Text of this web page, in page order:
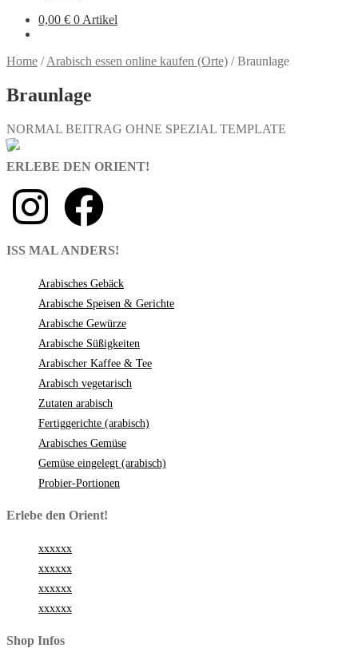
0,00 € 0 Artikel
Home /Arabisch essen online kaufen (Orte) /Braunlage
Braunlage
NORMAL BEITRAG OHNE SPEZIAL TEMPLATE
ERLEBE DEN ORIENT!
ISS MAL ANDERS!
Arabisches Gebäck
Arabische Speisen & Gerichte
Arabische Gewürze
Arabische Süßigkeiten
Arabischer Kaffee & Tee
Arabisch vegetarisch
Zutaten arabisch
Fertiggerichte (arabisch)
Arabisches Gemüse
Gemüse eingelegt (arabisch)
Probier-Portionen
Erlebe den Orient!
xxxxxx
xxxxxx
xxxxxx
xxxxxx
Shop Infos